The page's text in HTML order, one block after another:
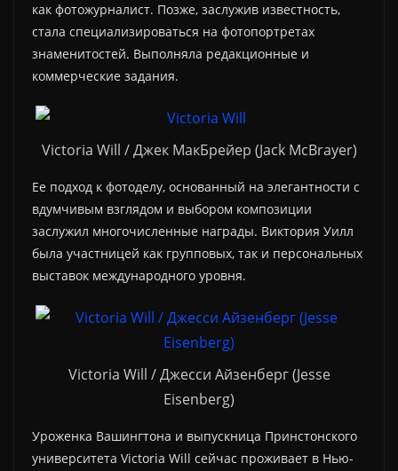
как фотожурналист. Позже, заслужив известность,
стала специализироваться на фотопортретах
знаменитостей. Выполняла редакционные и
коммерческие задания.
Victoria Will / Джек МакБрейер (Jack McBrayer)
Ее подход к фотоделу, основанный на элегантности с
вдумчивым взглядом и выбором композиции
заслужил многочисленные награды. Виктория Уилл
была участницей как групповых, так и персональных
выставок международного уровня.
Victoria Will / Джесси Айзенберг (Jesse
Eisenberg)
Уроженка Вашингтона и выпускница Принстонского
университета Victoria Will сейчас проживает в Нью-